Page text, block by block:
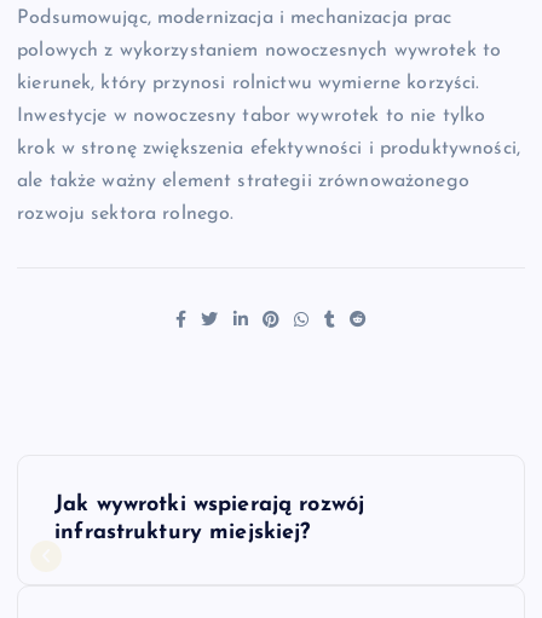
Podsumowując, modernizacja i mechanizacja prac
polowych z wykorzystaniem nowoczesnych wywrotek to
kierunek, który przynosi rolnictwu wymierne korzyści.
Inwestycje w nowoczesny tabor wywrotek to nie tylko
krok w stronę zwiększenia efektywności i produktywności,
ale także ważny element strategii zrównoważonego
rozwoju sektora rolnego.
NJak wywrotki wspierają rozwój
infrastruktury miejskiej?